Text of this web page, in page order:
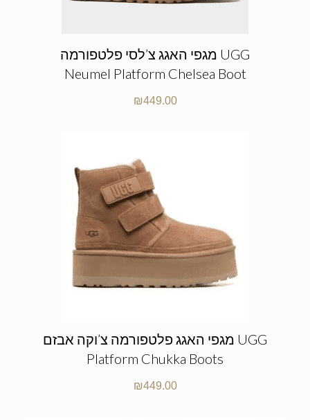
מגפי האגג צ’לסי פלטפורמה UGG
Neumel Platform Chelsea Boot
₪449.00
מגפי האגג פלטפורמה צ’וקה אבזם UGG
Platform Chukka Boots
₪449.00